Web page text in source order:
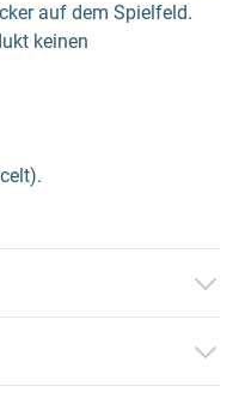
auf dem Spielfeld.
keinen